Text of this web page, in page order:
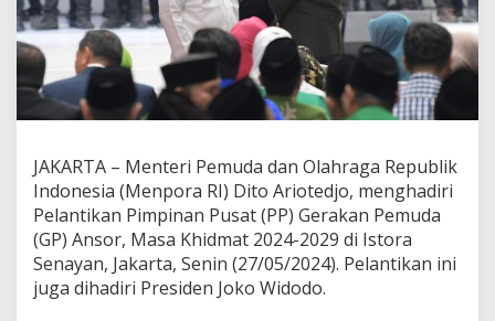
JAKARTA – Menteri Pemuda dan Olahraga Republik
Indonesia (Menpora RI) Dito Ariotedjo, menghadiri
Pelantikan Pimpinan Pusat (PP) Gerakan Pemuda
(GP) Ansor, Masa Khidmat 2024-2029 di Istora
Senayan, Jakarta, Senin (27/05/2024). Pelantikan ini
juga dihadiri Presiden Joko Widodo.